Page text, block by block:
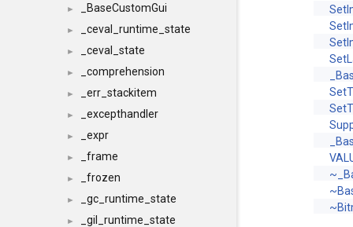
► _BaseCustomGui
► _ceval_runtime_state
► _ceval_state
► _comprehension
► _err_stackitem
► _excepthandler
► _expr
► _frame
► _frozen
► _gc_runtime_state
► _gil_runtime_state